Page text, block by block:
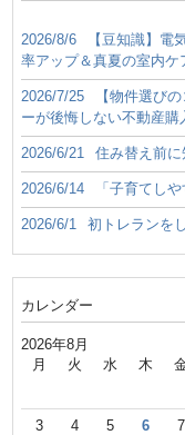
2026/8/6
【豆知識】電
率アップ＆真夏の室内ケ
2026/7/25
【物件選び
ーが後悔しない不動産購
2026/6/21 住み替え前
2026/6/14 「子育てし
2026/6/1 初トレランを
カレンダー
2026年8月
月 火 水 木
3 4 5 6 7